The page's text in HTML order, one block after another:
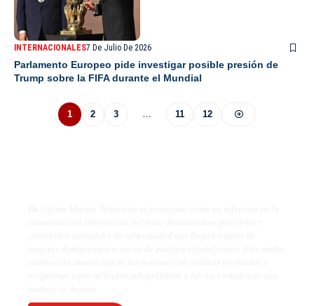
INTERNACIONALES7 De Julio De 2026
Parlamento Europeo pide investigar posible presión de
Trump sobre la FIFA durante el Mundial
1 2 3 … 11 12